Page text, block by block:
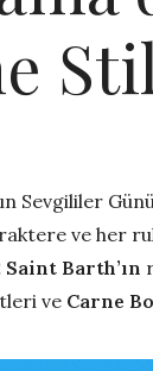
Sevgililer
ve her
Saint Barth’ın
ve Carne